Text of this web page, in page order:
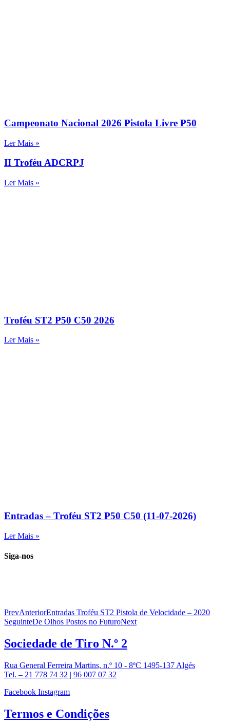
Campeonato Nacional 2026 Pistola Livre P50
Ler Mais »
II Troféu ADCRPJ
Ler Mais »
Troféu ST2 P50 C50 2026
Ler Mais »
Entradas – Troféu ST2 P50 C50 (11-07-2026)
Ler Mais »
Siga-nos
PrevAnteriorEntradas Troféu ST2 Pistola de Velocidade – 2020
SeguinteDe Olhos Postos no FuturoNext
Sociedade de Tiro N.º 2
Rua General Ferreira Martins, n.º 10 - 8ºC 1495-137 Algés
Tel. – 21 778 74 32 | 96 007 07 32
Facebook Instagram
Termos e Condições